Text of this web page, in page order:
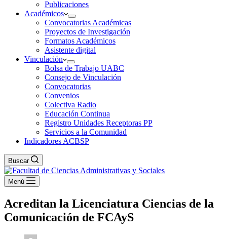
Publicaciones
Académicos
Convocatorias Académicas
Proyectos de Investigación
Formatos Académicos
Asistente digital
Vinculación
Bolsa de Trabajo UABC
Consejo de Vinculación
Convocatorias
Convenios
Colectiva Radio
Educación Continua
Registro Unidades Receptoras PP
Servicios a la Comunidad
Indicadores ACBSP
Buscar
Menú
Acreditan la Licenciatura Ciencias de la
Comunicación de FCAyS